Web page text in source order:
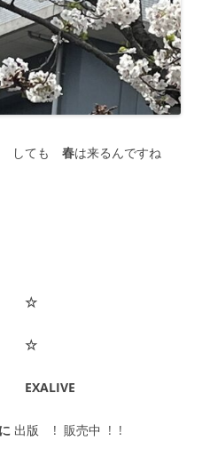
しても 春は来るんですね
出版 ! 販売中 ! !